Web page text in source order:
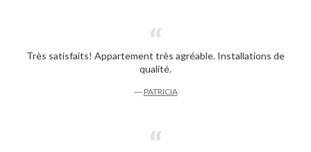
Très satisfaits! Appartement très agréable. Installations de
qualité.
― PATRICIA